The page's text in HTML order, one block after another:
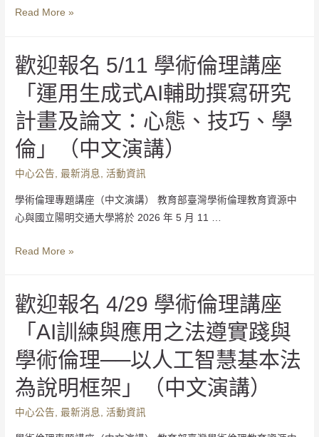
Read More »
歡迎報名 5/11 學術倫理講座
「運用生成式AI輔助撰寫研究
計畫及論文：心態、技巧、學
倫」（中文演講）
中心公告,最新消息,活動資訊
學術倫理專題講座（中文演講） 教育部臺灣學術倫理教育資源中
心與國立陽明交通大學將於 2026 年 5 月 11 …
Read More »
歡迎報名 4/29 學術倫理講座
「AI訓練與應用之法遵實踐與
學術倫理──以人工智慧基本法
為說明框架」（中文演講）
中心公告 ,最新消息 ,活動資訊